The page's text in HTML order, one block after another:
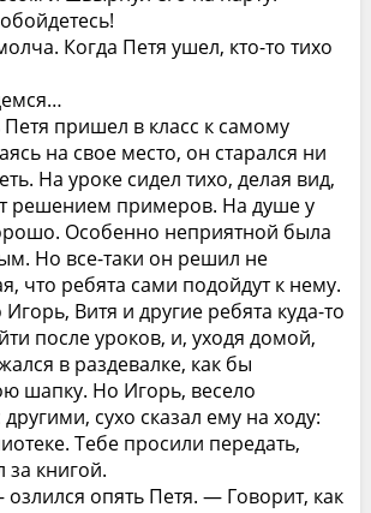
Когда Петя ушел, кто-то тихо
пришел в класс к самому
на свое место, он старался ни
На уроке сидел тихо, делая вид,
решением примеров. На душе у
Особенно неприятной была
Но все-таки он решил не
что ребята сами подойдут к нему.
Витя и другие ребята куда-то
после уроков, и, уходя домой,
в раздевалке, как бы
шапку. Но Игорь, весело
сухо сказал ему на ходу:
Тебе просили передать,
книгой.
опять Петя. — Говорит, как